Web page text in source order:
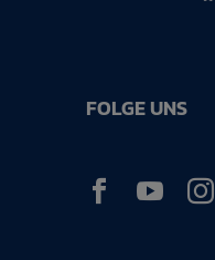
FOLGE UNS
  